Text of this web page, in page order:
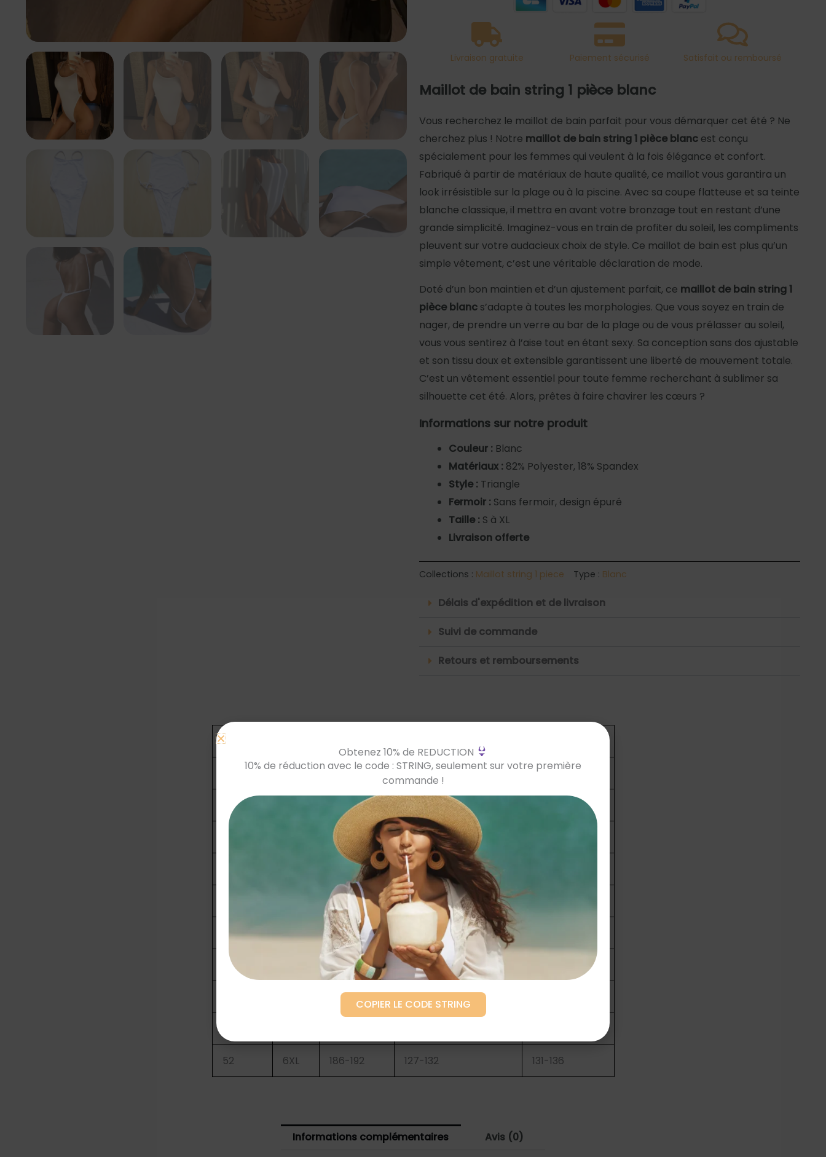
Livraison gratuite Paiement sécurisé Satisfait ou remboursé
Maillot de bain string 1 pièce blanc
Vous recherchez le maillot de bain parfait pour vous démarquer cet été ? Ne
cherchez plus ! Notre maillot de bain string 1 pièce blanc est conçu
spécialement pour les femmes qui veulent à la fois élégance et confort.
Fabriqué à partir de matériaux de haute qualité, ce maillot vous garantira un
look irrésistible sur la plage ou à la piscine. Avec sa coupe flatteuse et sa teinte
blanche classique, il mettra en avant votre bronzage tout en restant d’une
grande simplicité. Imaginez-vous en train de profiter du soleil, les compliments
pleuvent sur votre audacieux choix de style. Ce maillot de bain est plus qu’un
simple vêtement, c’est une véritable déclaration de mode.
Doté d’un bon maintien et d’un ajustement parfait, ce maillot de bain string 1
pièce blanc s’adapte à toutes les morphologies. Que vous soyez en train de
nager, de prendre un verre au bar de la plage ou de vous prélasser au soleil,
vous vous sentirez à l’aise tout en étant sexy. Sa conception sans dos ajustable
et son tissu doux et extensible garantissent une liberté de mouvement totale.
C’est un vêtement essentiel pour toute femme recherchant à sublimer sa
silhouette cet été. Alors, prêtes à faire chavirer les cœurs ?
Informations sur notre produit
Couleur : Blanc
Matériaux : 82% Polyester, 18% Spandex
Style : Triangle
Fermoir : Sans fermoir, design épuré
Taille : S à XL
Livraison offerte
Collections : Maillot string 1 piece Type : Blanc
Délais d'expédition et de livraison
Suivi de commande
Retours et remboursements
Taille FR
XS 150-156 78-82 84-88
155-162 83-87
160-165 88-92
163-168 93-97
166-172 98-103
44 XXL 170-176 104-108
46 174-180 109-114
178-184 115-120
52 6XL 186-192 127-132 131-136
Informations complémentaires Avis (0)
Obtenez 10% de REDUCTION
10% de réduction avec le code : STRING, seulement sur votre première
commande !
COPIER LE CODE STRING